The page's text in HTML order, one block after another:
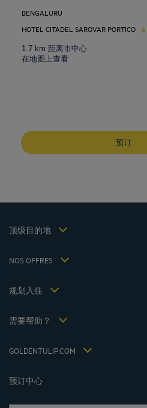
BENGALURU
HOTEL CITADEL SAROVAR PORTICO
1.7 km 距离市中心
在地图上查看
预订
顶级目的地
峨嵋山酒店
昆明酒店
上海酒店
Hôtels Saint-Malo
NOS OFFRES
逍遥游优惠（含早餐）
规划入住
会议和活动
需要帮助？
常见问答
GOLDENTULIP.COM
个人数据政策
Flavours Instant Benefit 通用使用条款和条件
Politiques de taxes 2023
税收政策 2021
Jin Jiang International
预订中心